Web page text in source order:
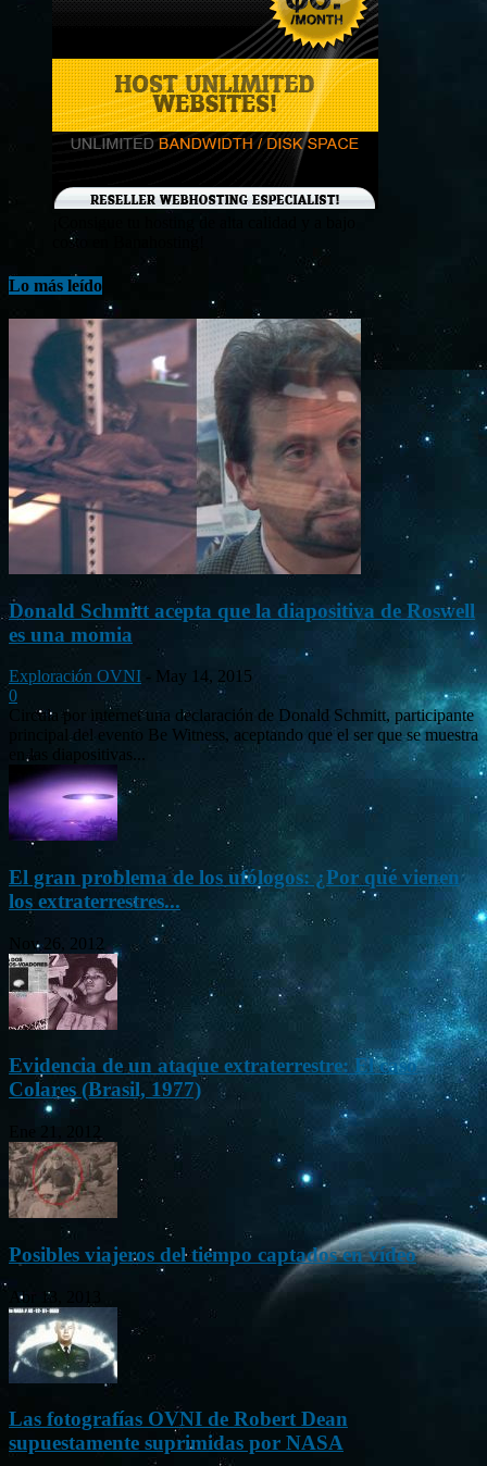
costo en Banahosting!
Lo más leído
Donald Schmitt acepta que la diapositiva de Roswell
es una momia
Exploración OVNI - May 14, 2015
0
Circula por internet una declaración de Donald Schmitt, participante
principal del evento Be Witness, aceptando que el ser que se muestra
en las diapositivas...
El gran problema de los ufólogos: ¿Por qué vienen
los extraterrestres...
Nov 26, 2012
Evidencia de un ataque extraterrestre: El caso
Colares (Brasil, 1977)
Ene 21, 2012
Posibles viajeros del tiempo captados en vídeo
Abr 13, 2013
Las fotografías OVNI de Robert Dean
supuestamente suprimidas por NASA